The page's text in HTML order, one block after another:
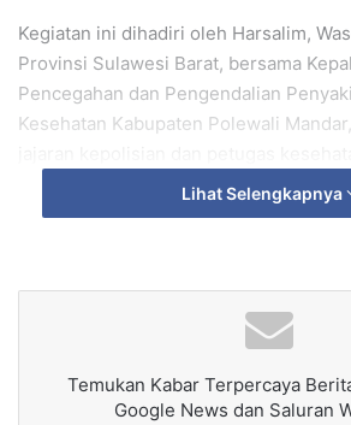
Kegiatan ini dihadiri oleh Harsalim,
Provinsi Sulawesi Barat, bersama
Pencegahan dan Pengendalian
Kesehatan Kabupaten Polewali
dalam program penanggulangan TBC.
kontak erat, edukasi masyarakat,
hingga tuntas.
Lihat Selengkapnya
Temukan Kabar Terpercaya
Google News dan Saluran